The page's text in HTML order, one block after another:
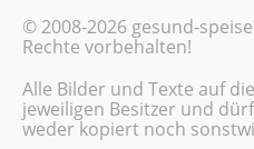
© 2008-2026 gesund-
Rechte vorbehalten!
Alle Bilder und Texte auf
jeweiligen Besitzer und
weder kopiert noch